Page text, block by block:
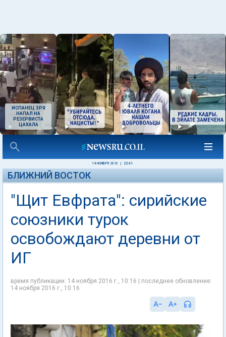
ИСПАНЕЦ ЗРЯ
НАПАЛ НА
РЕЗЕРВИСТА
ЦАХАЛА
14 НОЯБРЯ 2016 22:41
БЛИЖНИЙ ВОСТОК
"Щит Евфрата": сирийские
союзники турок
освобождают деревни от
ИГ
время публикации: 14 ноября 2016 г., 10:16 | последнее обновление:
14 ноября 2016 г., 10:16